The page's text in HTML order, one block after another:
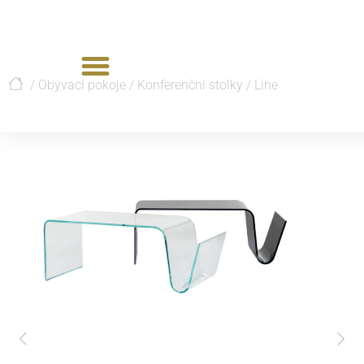
/ Obývací pokoje / Konferenční stolky / Line